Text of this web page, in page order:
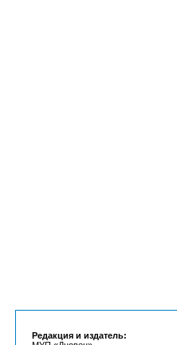
Редакция и издатель: